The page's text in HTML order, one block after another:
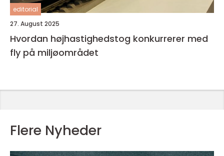
editorial
27. August 2025
Hvordan højhastighedstog konkurrerer med
fly på miljøområdet
Flere Nyheder